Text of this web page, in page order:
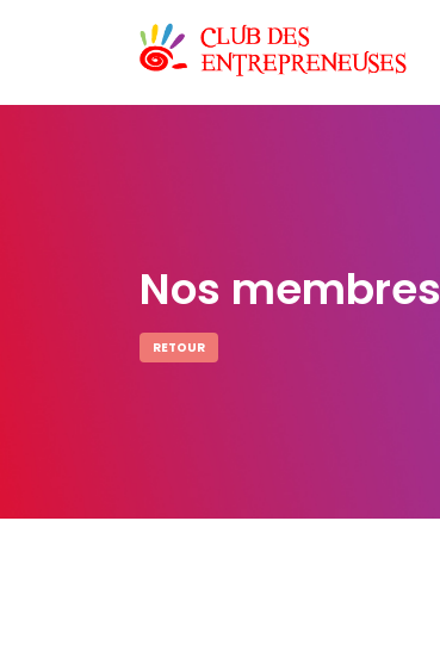
Nos membres
RETOUR